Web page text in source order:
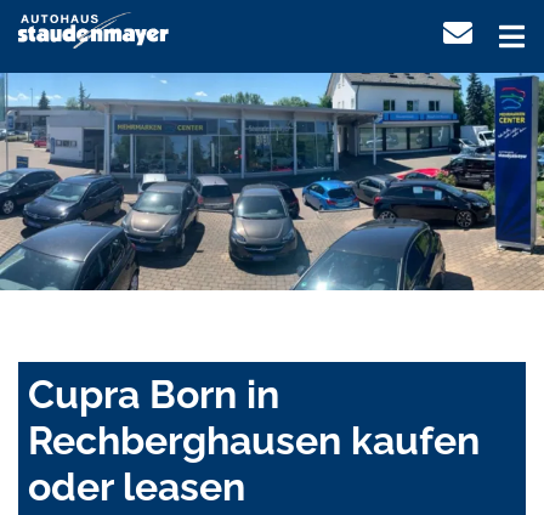
Cupra Born in
Rechberghausen kaufen
oder leasen